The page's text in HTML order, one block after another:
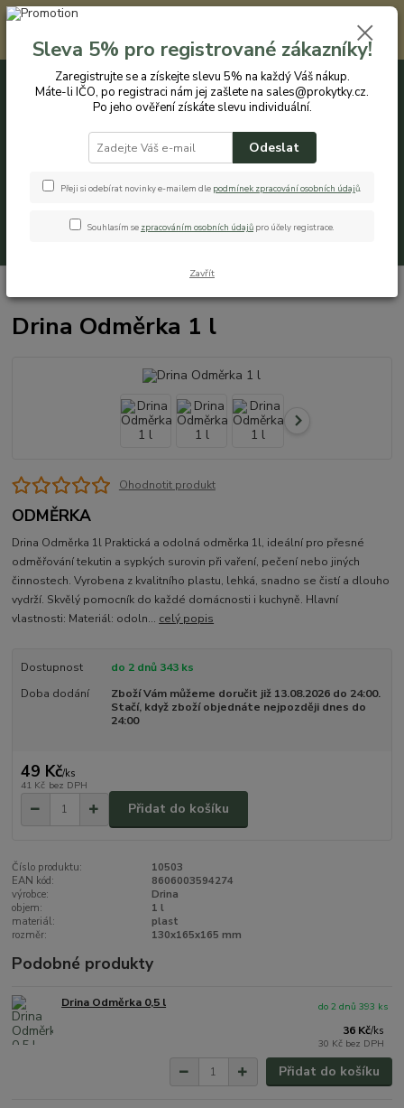
Registrovaným zákazníkům nabízíme slevu 5% na každý nákup. Máte-li
IČO, po registraci nám jej zašlete na sales@prokytky.cz. Po jeho ověření
získáte slevu individuální. Přejít na registraci →
CZK
+420 774 544 973 0ks
Drina Odměrka 1 l
Ohodnotit produkt
ODMĚRKA
Drina Odměrka 1l Praktická a odolná odměrka 1l, ideální pro přesné
odměřování tekutin a sypkých surovin při vaření, pečení nebo jiných
činnostech. Vyrobena z kvalitního plastu, lehká, snadno se čistí a dlouho
vydrží. Skvělý pomocník do každé domácnosti i kuchyně. Hlavní
vlastnosti: Materiál: odoln... celý popis
Dostupnost
do 2 dnů 343 ks
Doba dodání
Zboží Vám můžeme doručit již 13.08.2026 do 24:00.
Stačí, když zboží objednáte nejpozději dnes do
24:00
49 Kč/ks
41 Kč bez DPH
Přidat do košíku
Číslo produktu:
10503
EAN kód:
8606003594274
výrobce:
Drina
objem:
1 l
materiál:
plast
rozměr:
130x165x165 mm
Podobné produkty
Drina Odměrka 0,5 l
36 Kč/ks
30 Kč bez DPH
do 2 dnů 393 ks
Přidat do košíku
Sleva 5% pro registrované zákazníky!
Zaregistrujte se a získejte slevu 5% na každý Váš nákup.
Máte-li IČO, po registraci nám jej zašlete na sales@prokytky.cz.
Po jeho ověření získáte slevu individuální.
Odeslat
Přeji si odebírat novinky e-mailem dle podmínek zpracování osobních údajů.
Souhlasím se zpracováním osobních údajů pro účely registrace.
Zavřít